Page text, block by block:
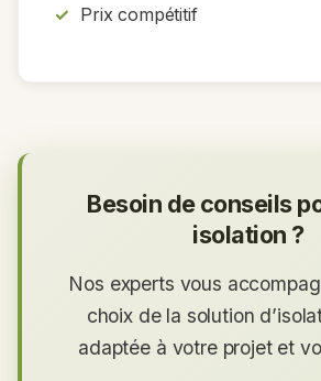
Prix compétitif
Besoin de conseils
isolation ?
Nos experts vous
choix de la solution
adaptée à votre projet et